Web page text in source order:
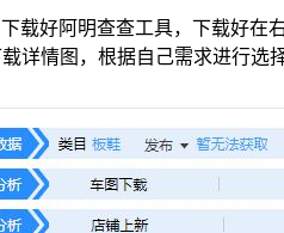
载好阿明查查工具，下载好在
详情图，根据自己需求进行选